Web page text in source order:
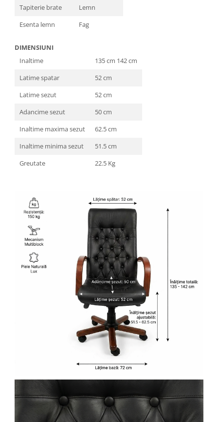
Tapiterie brate
Lemn
Esenta lemn
Fag
DIMENSIUNI
Inaltime
135 cm 142 cm
Latime spatar
52 cm
Latime sezut
52 cm
Adancime sezut
50 cm
Inaltime maxima sezut
62.5 cm
Inaltime minima sezut
51.5 cm
Greutate
22.5 Kg